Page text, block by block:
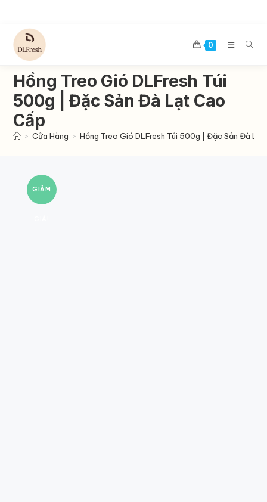
content
0
Hồng Treo Gió DLFresh Túi
500g | Đặc Sản Đà Lạt Cao
Cấp
> Cửa Hàng > Hồng Treo Gió DLFresh Túi 500g | Đặc Sản Đà
GIẢM